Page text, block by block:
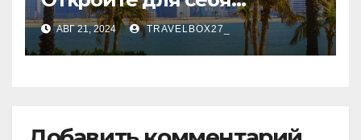
культурное сердце ОАЭ
АВГ 21, 2024 TRAVELBOX27_